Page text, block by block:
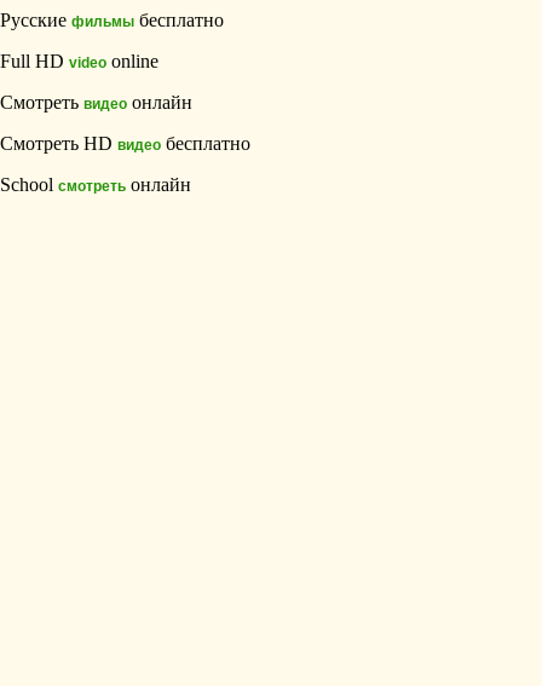
Русские фильмы бесплатно
Full HD video online
Смотреть видео онлайн
Смотреть HD видео бесплатно
School смотреть онлайн